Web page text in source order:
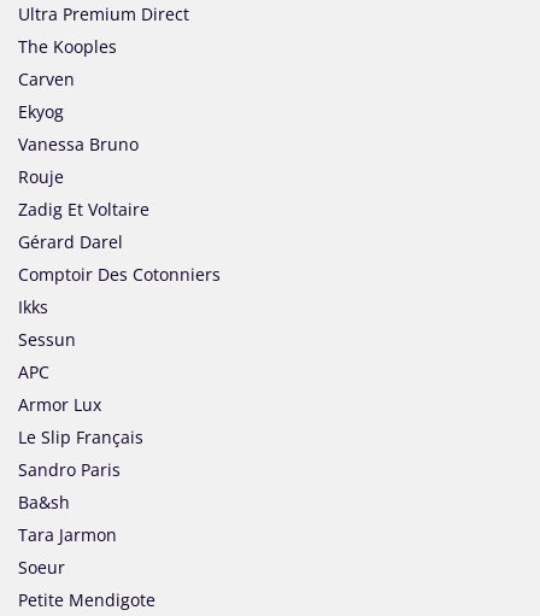
Ultra Premium Direct
The Kooples
Carven
Ekyog
Vanessa Bruno
Rouje
Zadig Et Voltaire
Gérard Darel
Comptoir Des Cotonniers
Ikks
Sessun
APC
Armor Lux
Le Slip Français
Sandro Paris
Ba&sh
Tara Jarmon
Soeur
Petite Mendigote